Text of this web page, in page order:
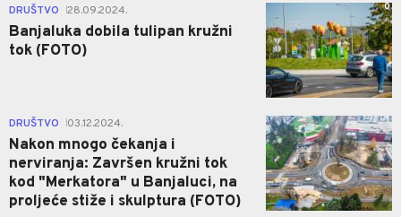
DRUŠTVO 28.09.2024.
Banjaluka dobila tulipan kružni
tok (FOTO)
0
DRUŠTVO 03.12.2024.
Nakon mnogo čekanja i
nerviranja: Završen kružni tok
kod "Merkatora" u Banjaluci, na
proljeće stiže i skulptura (FOTO)
1